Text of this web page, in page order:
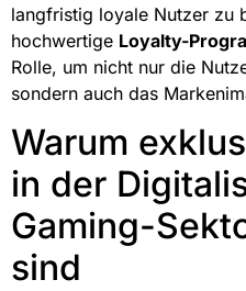
langfristig loyale Nutzer zu
hochwertige Loyalty-
Rolle, um nicht nur die
sondern auch das
Warum
in der
Gaming-
sind